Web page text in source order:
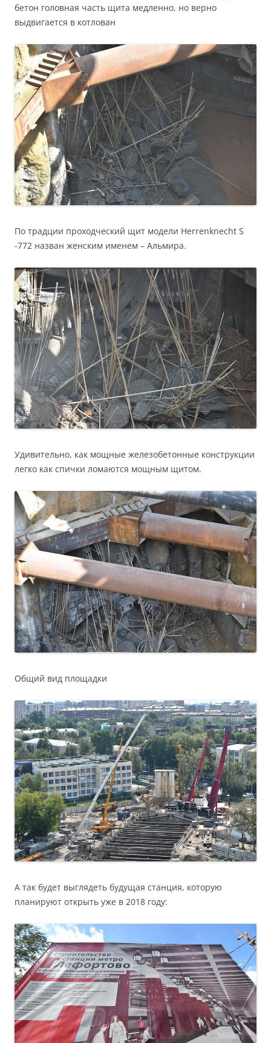
бетон головная часть щита медленно, но верно
выдвигается в котлован
По традции проходческий щит модели Herrenknecht S
-772 назван женским именем – Альмира.
Удивительно, как мощные железобетонные конструкции
легко как спички ломаются мощным щитом.
Общий вид площадки
А так будет выглядеть будущая станция, которую
планируют открыть уже в 2018 году: